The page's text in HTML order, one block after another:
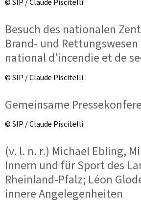
© SIP / Claude Piscitelli
Besuch des nationalen
Brand- und Rettungswesen
national d'incendie et de
© SIP / Claude Piscitelli
Gemeinsame
© SIP / Claude Piscitelli
(v. l. n. r.) Michael Ebling,
Innern und für Sport des
Rheinland-Pfalz; Léon
innere Angelegenheiten